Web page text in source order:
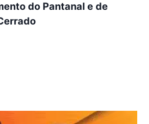
do Pantanal e de